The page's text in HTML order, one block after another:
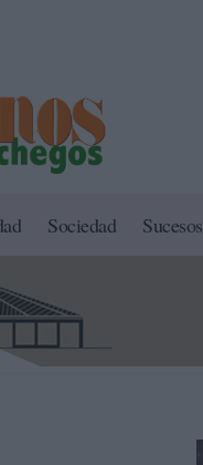
Sociedad Sucesos